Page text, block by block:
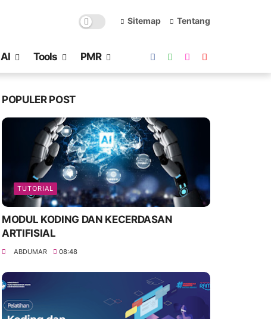
Sitemap Tentang
AI Tools PMR
POPULER POST
TUTORIAL
MODUL KODING DAN KECERDASAN
ARTIFISIAL
ABDUMAR 08:48